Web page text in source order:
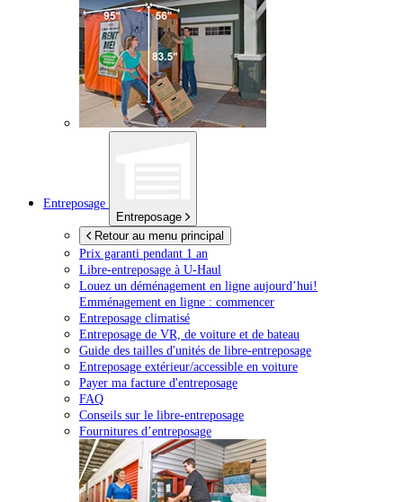
Entreposage
Entreposage
Retour au menu principal
Prix garanti pendant 1 an
Libre-entreposage à U-Haul
Louez un déménagement en ligne aujourd’hui!
Emménagement en ligne : commencer
Entreposage climatisé
Entreposage de VR, de voiture et de bateau
Guide des tailles d'unités de libre-entreposage
Entreposage extérieur/accessible en voiture
Payer ma facture d'entreposage
FAQ
Conseils sur le libre-entreposage
Fournitures d’entreposage